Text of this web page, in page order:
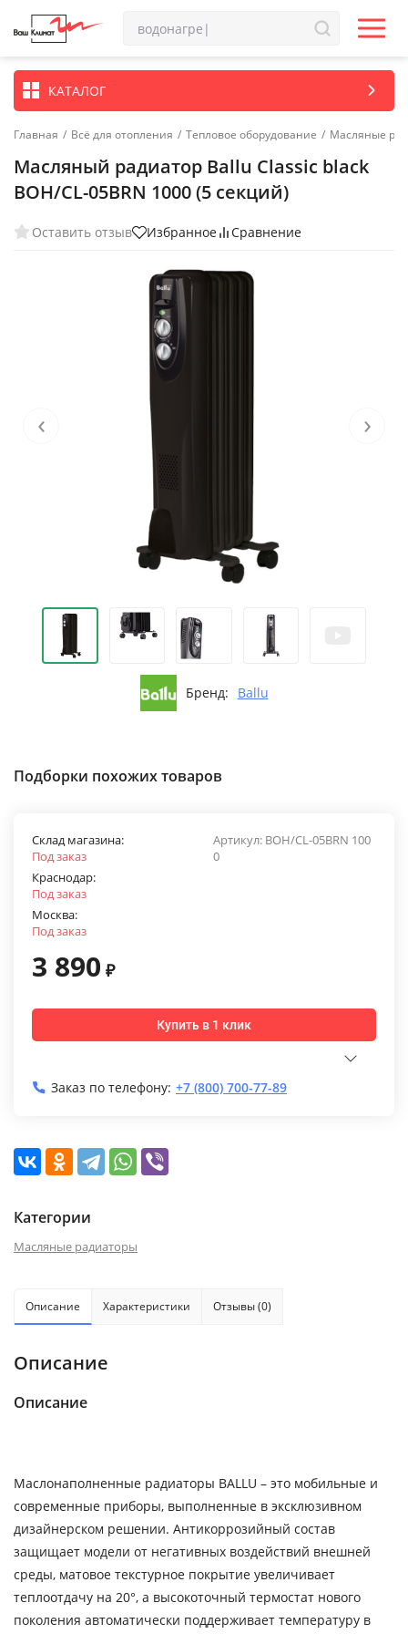
КАТАЛОГ
Главная / Всё для отопления / Тепловое оборудование / Масляные
Масляный радиатор Ballu Classic black
BOH/CL-05BRN 1000 (5 секций)
Оставить отзыв Избранное Сравнение
‹ ›
Бренд: Ballu
Подборки похожих товаров
Артикул: BOH/CL-05BRN 100
0
Склад магазина:
Под заказ
Краснодар:
Под заказ
Москва:
Под заказ
3 890 ₽
Купить в 1 клик
Заказ по телефону: +7 (800) 700-77-89
Категории
Масляные радиаторы
Описание Характеристики Отзывы (0)
Описание
Описание
Маслонаполненные радиаторы BALLU – это мобильные и
современные приборы, выполненные в эксклюзивном
дизайнерском решении. Антикоррозийный состав
защищает модели от негативных воздействий внешней
среды, матовое текстурное покрытие увеличивает
теплоотдачу на 20°, а высокоточный термостат нового
поколения автоматически поддерживает температуру в